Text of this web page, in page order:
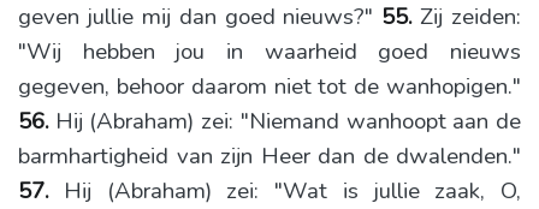
geven jullie mij dan goed nieuws?" 55. Zij zeiden:
"Wij hebben jou in waarheid goed nieuws
gegeven, behoor daarom niet tot de wanhopigen."
56. Hij (Abraham) zei: "Niemand wanhoopt aan de
barmhartigheid van zijn Heer dan de dwalenden."
57. Hij (Abraham) zei: "Wat is jullie zaak, O,